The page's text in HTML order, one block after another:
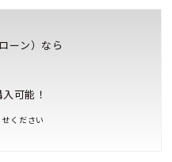
ーン）なら
可能！
ください